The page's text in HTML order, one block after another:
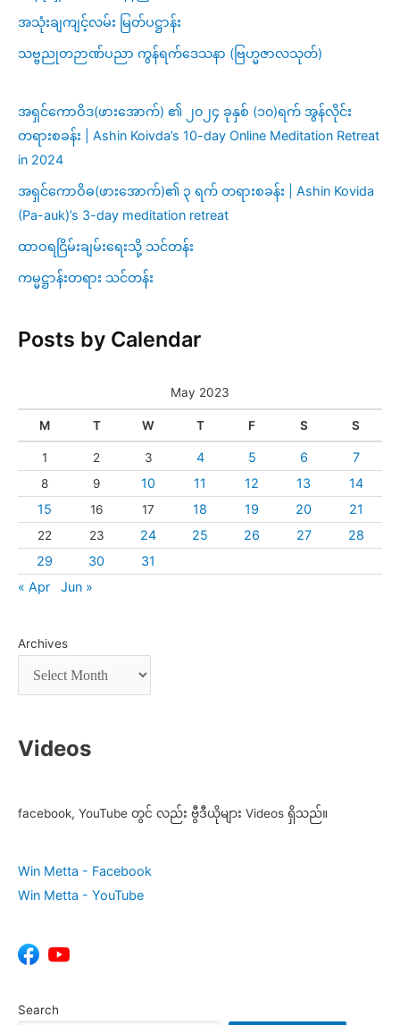
အသုံးချကျင့်လမ်း မြတ်ပဋ္ဌာန်း
သဗ္ဗညုတဉာဏ်ပညာ ကွန်ရက်ဒေသနာ (ဗြဟ္မဇာလသုတ်)
အရှင်ကောဝိဒ(ဖားအောက်) ၏ ၂၀၂၄ ခုနှစ် (၁၀)ရက် အွန်လိုင်း
တရားစခန်း | Ashin Koivda’s 10-day Online Meditation Retreat
in 2024
အရှင်ကောဝိဓ(ဖားအောက်)၏ ၃ ရက် တရားစခန်း | Ashin Kovida
(Pa-auk)’s 3-day meditation retreat
ထာဝရငြိမ်းချမ်းရေးသို့ သင်တန်း
ကမ္မဋ္ဌာန်းတရား သင်တန်း
Posts by Calendar
May 2023
M T W T F S S
1 2 3 4 5 6 7
8 9 10 11 12 13
14
15
16 17 18 19 20 21
22 23 24 25 26 27
28
29
30
31
« Apr
Jun »
Archives
Videos
facebook, YouTube တွင် လည်း ဗွီဒီယိုများ Videos ရှိသည်။
Win Metta - Facebook
Win Metta - YouTube
Search